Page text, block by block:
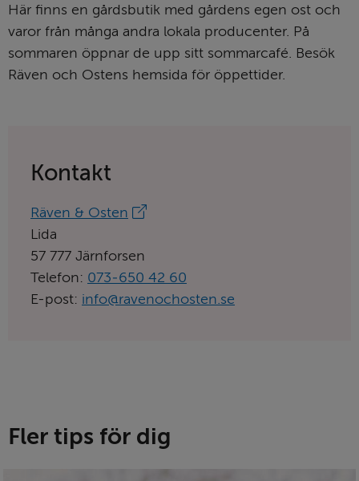
Här finns en gårdsbutik med gårdens egen ost och
varor från många andra lokala producenter. På
sommaren öppnar de upp sitt sommarcafé. Besök
Räven och Ostens hemsida för öppettider.
Kontakt
Länk
till
aktörens
hemsida:
Räven & Osten
Lida
57 777 Järnforsen
Telefon: 073‑650 42 60
E-post: info@ravenochosten.se
Fler tips för dig